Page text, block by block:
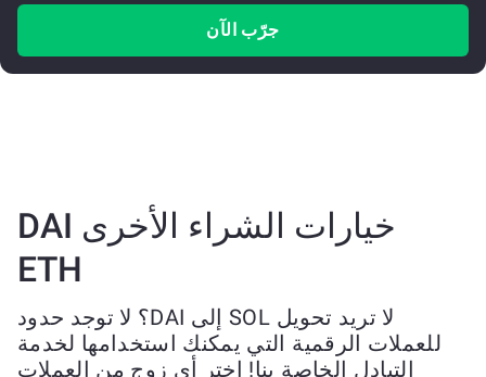
جرّب الآن
خيارات الشراء الأخرى DAI
ETH
لا تريد تحويل SOL إلى DAI؟ لا توجد حدود
للعملات الرقمية التي يمكنك استخدامها لخدمة
التبادل الخاصة بنا! اختر أي زوج من العملات